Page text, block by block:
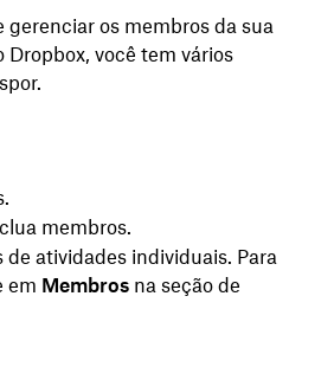
gerenciar os membros da sua
você tem vários
membros.
de atividades individuais. Para
em Membrosna seção de